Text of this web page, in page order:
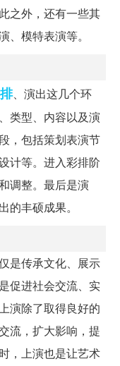
之外，还有一些其
模特表演等。
、演出这几个环
类型、内容以及演
，包括策划表演节
计等。进入彩排阶
调整。最后是演
的丰硕成果。
是传承文化、展示
促进社会交流、实
演除了取得良好的
流，扩大影响，提
，上演也是让艺术